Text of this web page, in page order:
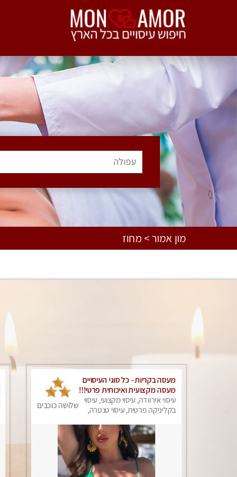
עפולה
מון אמור > מחוז
מעסה בקריות - כל סוגי העיסויים
מעסה מקצועית ואיכותית פרטי!!!
עיסוי אירוודה, עיסוי מקצועי, עיסוי
בקליניקה פרטית, עיסוי טנטרה,
שלושה כוכבים